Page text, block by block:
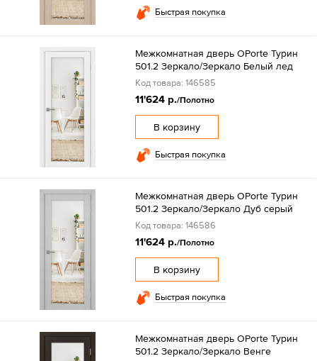
Быстрая покупка
Межкомнатная дверь OPorte Турин
501.2 Зеркало/Зеркало Белый лед
Код товара: 146585
11'624 р./Полотно
В корзину
Быстрая покупка
Межкомнатная дверь OPorte Турин
501.2 Зеркало/Зеркало Дуб серый
Код товара: 146586
11'624 р./Полотно
В корзину
Быстрая покупка
Межкомнатная дверь OPorte Турин
501.2 Зеркало/Зеркало Венге